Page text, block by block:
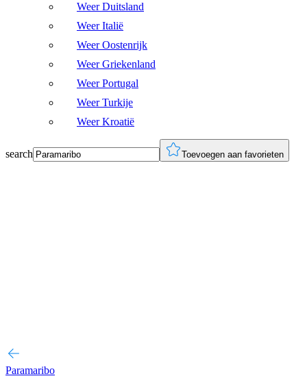
Weer Duitsland
Weer Italië
Weer Oostenrijk
Weer Griekenland
Weer Portugal
Weer Turkije
Weer Kroatië
search Toevoegen aan favorieten
Paramaribo